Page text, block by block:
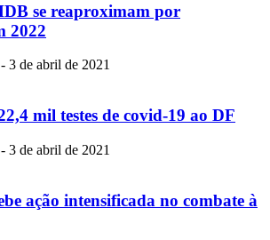
se reaproximam por
2022
- 3 de abril de 2021
mil testes de covid-19 ao DF
- 3 de abril de 2021
ação intensificada no combate à